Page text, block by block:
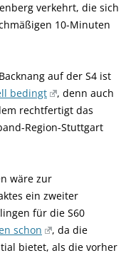
verkehrt, die sich
10-Minuten
auf der S4 ist
bedingt
, denn auch
rechtfertigt das
Region-Stuttgart
wäre zur
ein zweiter
für die S60
schon
, da die
bietet, als die vorher